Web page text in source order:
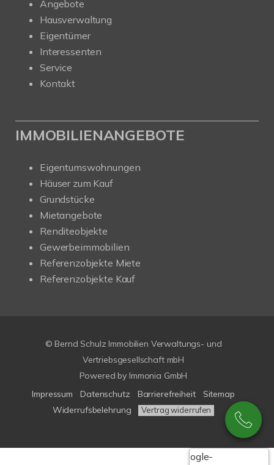
Angebote
Hausverwaltung
Eigentümer
Interessenten
Service
Kontakt
IMMOBILIENANGEBOTE
Eigentumswohnungen
Häuser zum Kauf
Grundstücke
Mietangebote
Renditeobjekte
Gewerbeimmobilien
Referenzobjekte Miete
Referenzobjekte Kauf
© Bernd Schulz Immobilien Verwaltungs- und
Vertriebsgesellschaft mbH
Powered by Immonia GmbH
Impressum
Datenschutz Barrierefreiheit
Sitemap
Widerrufsbelehrung
Vertrag widerrufen
Google-